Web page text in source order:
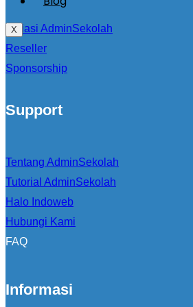
X
Afiliasi AdminSekolah
Reseller
Sponsorship
Support
Tentang AdminSekolah
Tutorial AdminSekolah
Halo Indoweb
Hubungi Kami
FAQ
Informasi